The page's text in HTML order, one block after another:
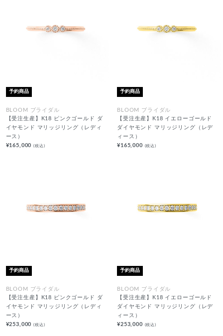
予約商品
BLOOM ブライダル
【受注生産】K18 ピンクゴールド ダ
イヤモンド マリッジリング（レディ
ース）
¥165,000(税込)
予約商品
BLOOM ブライダル
【受注生産】K18 イエローゴールド
ダイヤモンド マリッジリング（レデ
ィース）
¥165,000 (税込)
予約商品
BLOOM ブライダル
【受注生産】K18 ピンクゴールド ダ
イヤモンド マリッジリング（レディ
ース）
¥253,000(税込)
予約商品
BLOOM ブライダル
【受注生産】K18 イエローゴールド
ダイヤモンド マリッジリング（レデ
ィース）
¥253,000 (税込)